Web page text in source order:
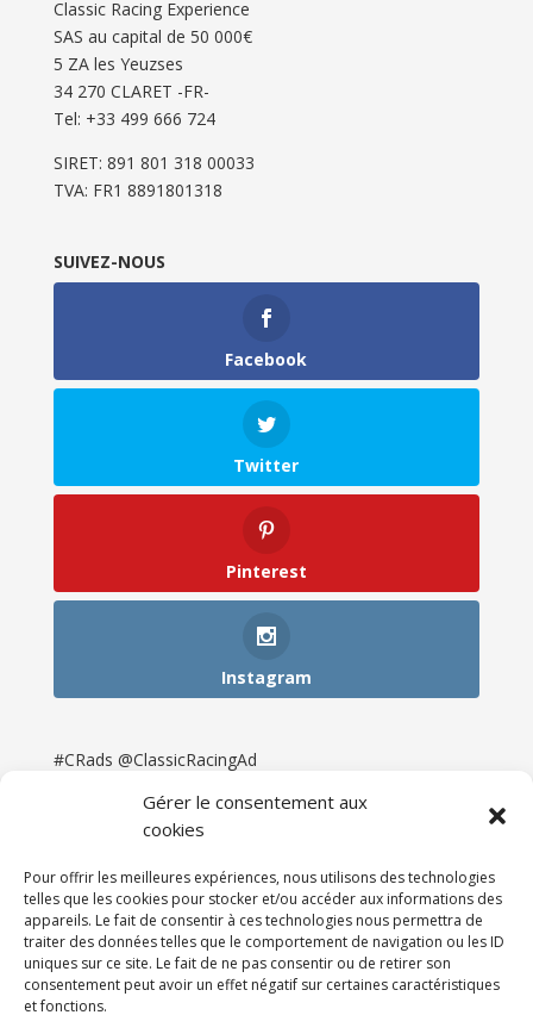
Gérer le consentement aux
cookies
Pour offrir les meilleures expériences, nous utilisons des technologies
telles que les cookies pour stocker et/ou accéder aux informations des
appareils. Le fait de consentir à ces technologies nous permettra de
traiter des données telles que le comportement de navigation ou les ID
uniques sur ce site. Le fait de ne pas consentir ou de retirer son
consentement peut avoir un effet négatif sur certaines caractéristiques
et fonctions.
Classic Racing Experience
SAS au capital de 50 000€
5 ZA les Yeuzses
34 270 CLARET -FR-
Tel: ‭+33 499 666 724‬
SIRET: 891 801 318 00033
TVA: FR1 8891801318
SUIVEZ-NOUS
Facebook
Twitter
Pinterest
Instagram
#CRads @ClassicRacingAd